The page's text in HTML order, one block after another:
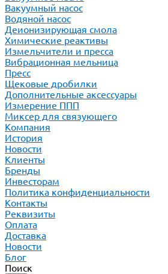
Вакуумный насос
Водяной насос
Деионизирующая смола
Химические реактивы
Измельчители и пресса
Вибрационная мельница
Пресс
Щековые дробилки
Дополнительные аксессуары
Измерение ППП
Миксер для связующего
Компания
История
Новости
Клиенты
Бренды
Инвесторам
Политика конфиденциальности
Контакты
Реквизиты
Оплата
Доставка
Новости
Блог
Поиск